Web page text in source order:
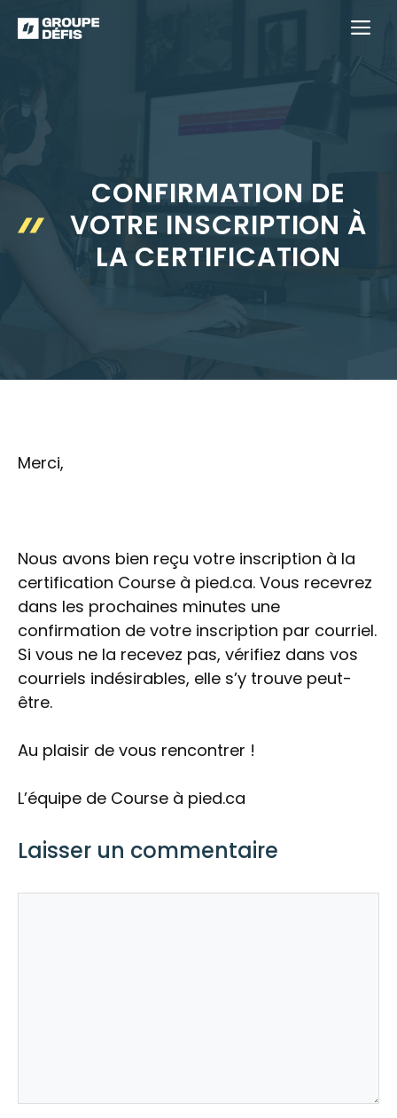
au
CONFIRMATION DE
VOTRE INSCRIPTION À
LA CERTIFICATION
Merci,
Nous avons bien reçu votre inscription à la
certification Course à pied.ca. Vous recevrez
dans les prochaines minutes une
confirmation de votre inscription par courriel.
Si vous ne la recevez pas, vérifiez dans vos
courriels indésirables, elle s’y trouve peut-
être.
Au plaisir de vous rencontrer !
L’équipe de Course à pied.ca
Laisser un commentaire